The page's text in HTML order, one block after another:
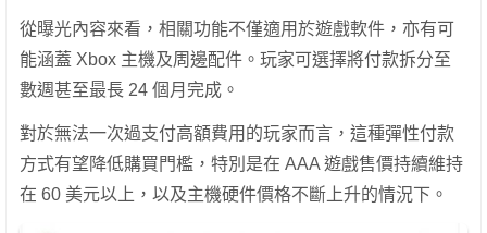
從曝光內容來看，相關功能不僅適用於遊戲軟件，亦有可
能涵蓋 Xbox 主機及周邊配件。玩家可選擇將付款拆分至
數週甚至最長 24 個月完成。
對於無法一次過支付高額費用的玩家而言，這種彈性付款
方式有望降低購買門檻，特別是在 AAA 遊戲售價持續維持
在 60 美元以上，以及主機硬件價格不斷上升的情況下。